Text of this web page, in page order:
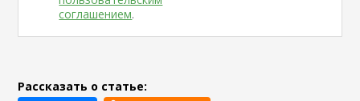
соглашением.
Рассказать о статье: